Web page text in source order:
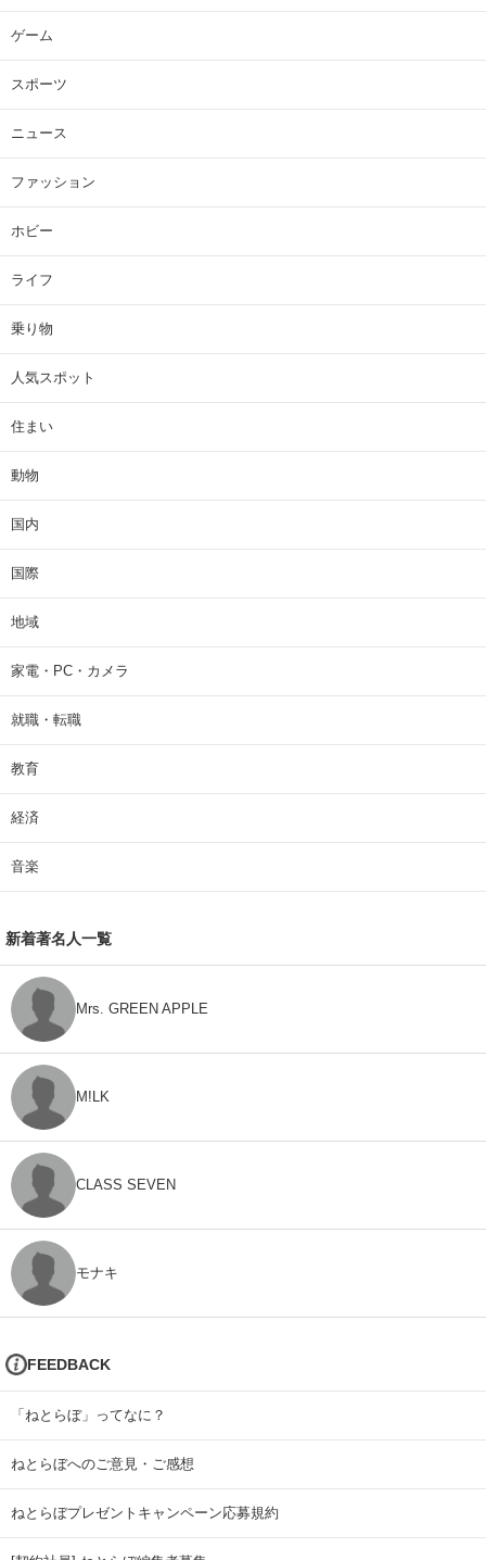
ゲーム
スポーツ
ニュース
ファッション
ホビー
ライフ
乗り物
人気スポット
住まい
動物
国内
国際
地域
家電・PC・カメラ
就職・転職
教育
経済
音楽
新着著名人一覧
Mrs. GREEN APPLE
M!LK
CLASS SEVEN
モナキ
FEEDBACK
「ねとらぼ」ってなに？
ねとらぼへのご意見・ご感想
ねとらぼプレゼントキャンペーン応募規約